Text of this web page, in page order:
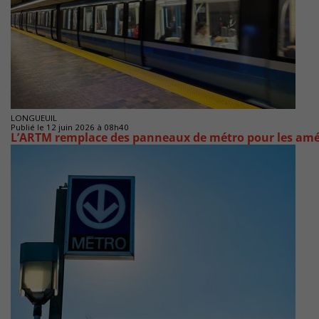
LONGUEUIL
Publié le 12 juin 2026 à 08h40
L’ARTM remplace des panneaux de métro pour les